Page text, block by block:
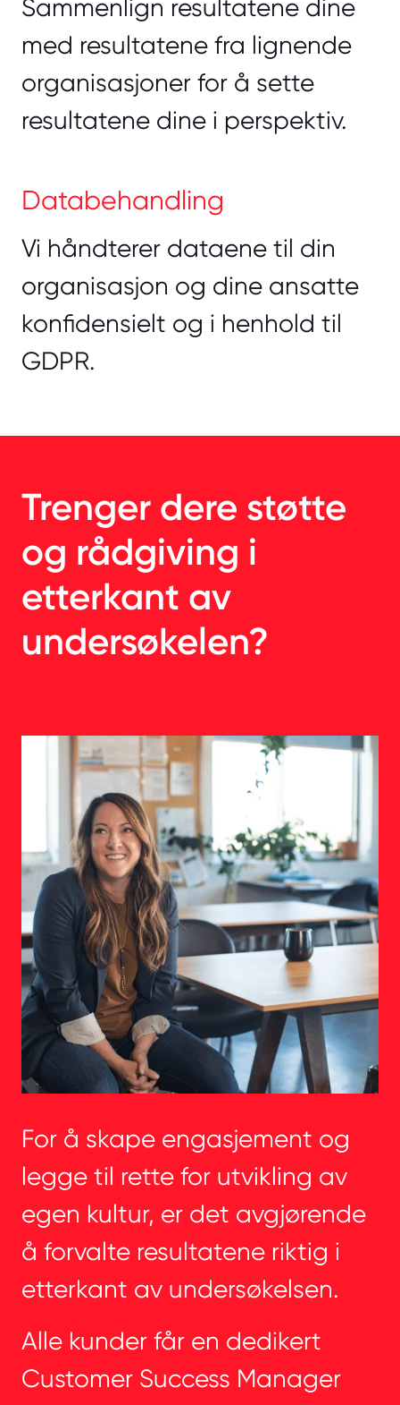
Sammenlign resultatene dine
med resultatene fra lignende
organisasjoner for å sette
resultatene dine i perspektiv.
Databehandling
Vi håndterer dataene til din
organisasjon og dine ansatte
konfidensielt og i henhold til
GDPR.
Trenger dere støtte
og rådgiving i
etterkant av
undersøkelen?
For å skape engasjement og
legge til rette for utvikling av
egen kultur, er det avgjørende
å forvalte resultatene riktig i
etterkant av undersøkelsen.
Alle kunder får en dedikert
Customer Success Manager